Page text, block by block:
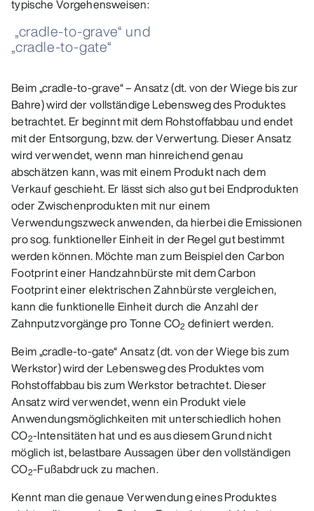
typische Vorgehensweisen:
„cradle-to-grave“ und
„cradle-to-gate“
Beim „cradle-to-grave“ – Ansatz (dt. von der Wiege bis zur
Bahre) wird der vollständige Lebensweg des Produktes
betrachtet. Er beginnt mit dem Rohstoffabbau und endet
mit der Entsorgung, bzw. der Verwertung. Dieser Ansatz
wird verwendet, wenn man hinreichend genau
abschätzen kann, was mit einem Produkt nach dem
Verkauf geschieht. Er lässt sich also gut bei Endprodukten
oder Zwischenprodukten mit nur einem
Verwendungszweck anwenden, da hierbei die Emissionen
pro sog. funktioneller Einheit in der Regel gut bestimmt
werden können. Möchte man zum Beispiel den Carbon
Footprint einer Handzahnbürste mit dem Carbon
Footprint einer elektrischen Zahnbürste vergleichen,
kann die funktionelle Einheit durch die Anzahl der
Zahnputzvorgänge pro Tonne CO2 definiert werden.
Beim „cradle-to-gate“ Ansatz (dt. von der Wiege bis zum
Werkstor) wird der Lebensweg des Produktes vom
Rohstoffabbau bis zum Werkstor betrachtet. Dieser
Ansatz wird verwendet, wenn ein Produkt viele
Anwendungsmöglichkeiten mit unterschiedlich hohen
CO2-Intensitäten hat und es aus diesem Grund nicht
möglich ist, belastbare Aussagen über den vollständigen
CO2-Fußabdruck zu machen.
Kennt man die genaue Verwendung eines Produktes